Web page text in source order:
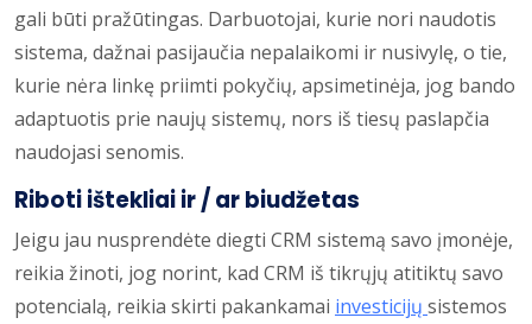
gali būti pražūtingas. Darbuotojai, kurie nori naudotis
sistema, dažnai pasijaučia nepalaikomi ir nusivylę, o tie,
kurie nėra linkę priimti pokyčių, apsimetinėja, jog bando
adaptuotis prie naujų sistemų, nors iš tiesų paslapčia
naudojasi senomis.
Riboti ištekliai ir / ar biudžetas
Jeigu jau nusprendėte diegti CRM sistemą savo įmonėje,
reikia žinoti, jog norint, kad CRM iš tikrųjų atitiktų savo
potencialą, reikia skirti pakankamai investicijų sistemos